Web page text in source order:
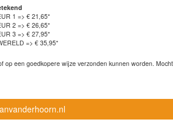
1 => € 21,65*
2 => € 26,65*
3 => € 27,95*
=> € 35,95*
een goedkopere wijze verzonden kunnen worden.